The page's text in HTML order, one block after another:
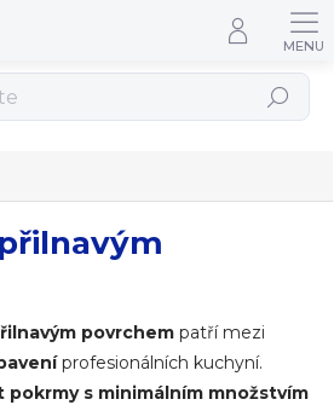
Hledat
povrchem patří mezi
profesionálních kuchyní.
pokrmy s minimálním množstvím